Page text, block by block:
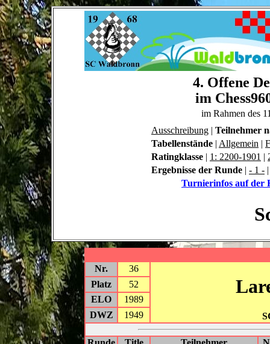
4. Offene
im
im Rahmen des
Ausschreibung | Teilnehmer
Tabellenstände | Allgemein |
Ratingklasse | 1: 2200-1901 |
Ergebnisse der Runde | - 1 -
Turnierinfos auf der
Nr. 36
Platz
52
ELO
1989
DWZ
1949